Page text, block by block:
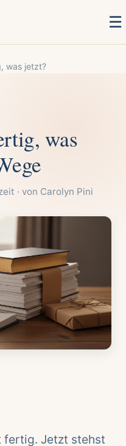
☰
was jetzt?
was
· von Carolyn Pini
fertig. Jetzt stehst